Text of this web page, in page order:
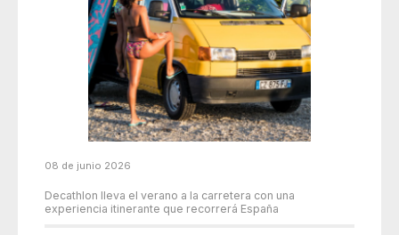
08 de junio 2026
Decathlon lleva el verano a la carretera con una
experiencia itinerante que recorrerá España